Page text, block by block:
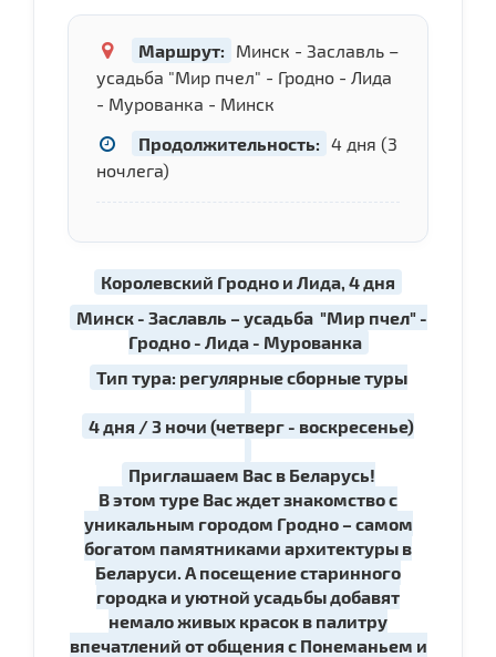
Маршрут:
Минск - Заславль –
усадьба "Мир пчел" - Гродно - Лида
- Мурованка - Минск
Продолжительность: 4 дня (3
ночлега)
Королевский Гродно и Лида, 4 дня
Минск - Заславль – усадьба "Мир пчел" -
Гродно - Лида - Мурованка
Тип тура: регулярные сборные туры
4 дня / 3 ночи (четверг - воскресенье)
Приглашаем Вас в Беларусь!
В этом туре Вас ждет знакомство с
уникальным городом Гродно – самом
богатом памятниками архитектуры в
Беларуси. А посещение старинного
городка и уютной усадьбы добавят
немало живых красок в палитру
впечатлений от общения с Понеманьем и